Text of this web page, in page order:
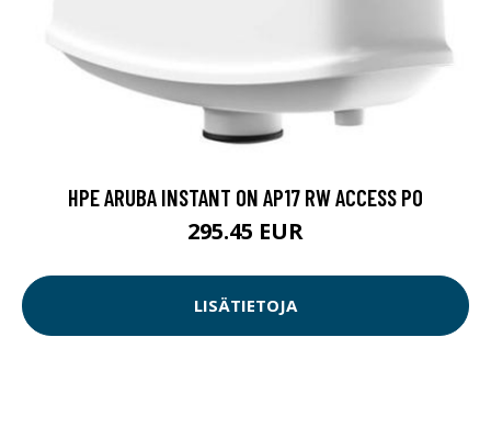
HPE ARUBA INSTANT ON AP17 RW ACCESS PO
295.45 EUR
LISÄTIETOJA